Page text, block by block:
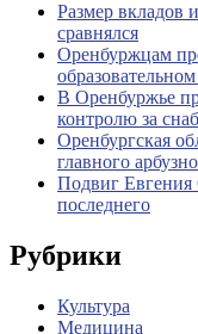
Размер вкладов
сравнялся
Оренбуржцам
В Оренбуржье
контролю за
Оренбургская
главного
Подвиг Евгения
последнего
Рубрики
Культура
Медицина